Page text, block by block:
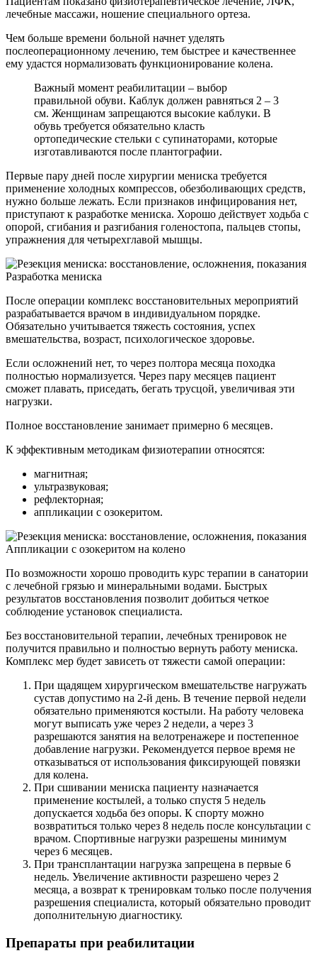
лечебные массажи, ношение специального ортеза.
Чем больше времени больной начнет уделять
послеоперационному лечению, тем быстрее и качественнее
ему удастся нормализовать функционирование колена.
Важный момент реабилитации – выбор
правильной обуви. Каблук должен равняться 2 – 3
см. Женщинам запрещаются высокие каблуки. В
обувь требуется обязательно класть
ортопедические стельки с супинаторами, которые
изготавливаются после плантографии.
Первые пару дней после хирургии мениска требуется
применение холодных компрессов, обезболивающих средств,
нужно больше лежать. Если признаков инфицирования нет,
приступают к разработке мениска. Хорошо действует ходьба с
опорой, сгибания и разгибания голеностопа, пальцев стопы,
упражнения для четырехглавой мышцы.
Разработка мениска
После операции комплекс восстановительных мероприятий
разрабатывается врачом в индивидуальном порядке.
Обязательно учитывается тяжесть состояния, успех
вмешательства, возраст, психологическое здоровье.
Если осложнений нет, то через полтора месяца походка
полностью нормализуется. Через пару месяцев пациент
сможет плавать, приседать, бегать трусцой, увеличивая эти
нагрузки.
Полное восстановление занимает примерно 6 месяцев.
К эффективным методикам физиотерапии относятся:
магнитная;
ультразвуковая;
рефлекторная;
аппликации с озокеритом.
Аппликации с озокеритом на колено
По возможности хорошо проводить курс терапии в санатории
с лечебной грязью и минеральными водами. Быстрых
результатов восстановления позволит добиться четкое
соблюдение установок специалиста.
Без восстановительной терапии, лечебных тренировок не
получится правильно и полностью вернуть работу мениска.
Комплекс мер будет зависеть от тяжести самой операции:
При щадящем хирургическом вмешательстве нагружать
сустав допустимо на 2-й день. В течение первой недели
обязательно применяются костыли. На работу человека
могут выписать уже через 2 недели, а через 3
разрешаются занятия на велотренажере и постепенное
добавление нагрузки. Рекомендуется первое время не
отказываться от использования фиксирующей повязки
для колена.
При сшивании мениска пациенту назначается
применение костылей, а только спустя 5 недель
допускается ходьба без опоры. К спорту можно
возвратиться только через 8 недель после консультации с
врачом. Спортивные нагрузки разрешены минимум
через 6 месяцев.
При трансплантации нагрузка запрещена в первые 6
недель. Увеличение активности разрешено через 2
месяца, а возврат к тренировкам только после получения
разрешения специалиста, который обязательно проводит
дополнительную диагностику.
Препараты при реабилитации